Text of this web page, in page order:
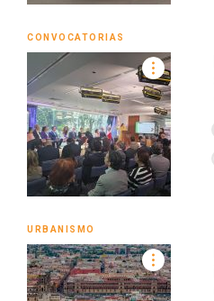
CONVOCATORIAS
URBANISMO